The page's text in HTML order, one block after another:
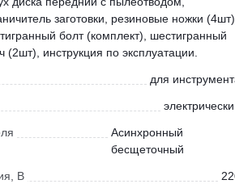
заготовки, резиновые ножки
болт (комплект), шестигранный
(2шт), инструкция по эксплуатации.
для
Асинхронный
бесщеточный
В